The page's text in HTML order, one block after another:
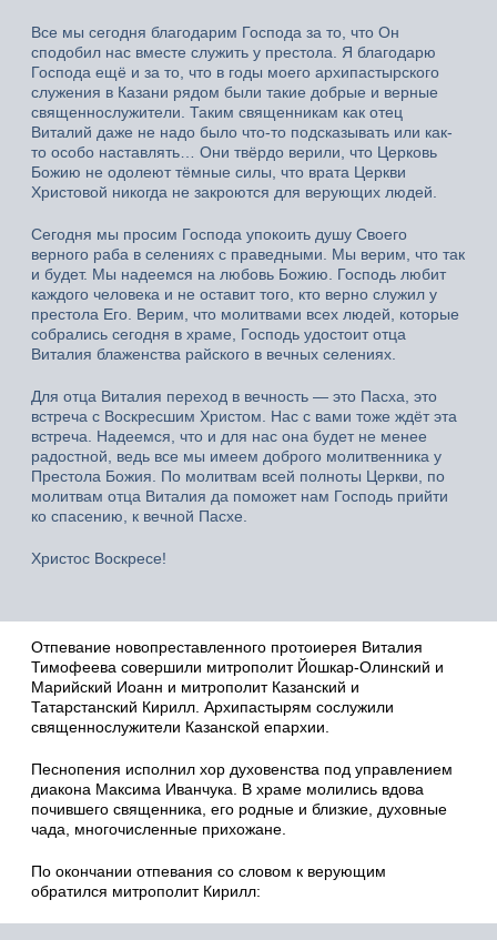
Все мы сегодня благодарим Господа за то, что Он
сподобил нас вместе служить у престола. Я благодарю
Господа ещё и за то, что в годы моего архипастырского
служения в Казани рядом были такие добрые и верные
священнослужители. Таким священникам как отец
Виталий даже не надо было что-то подсказывать или как-
то особо наставлять… Они твёрдо верили, что Церковь
Божию не одолеют тёмные силы, что врата Церкви
Христовой никогда не закроются для верующих людей.
Сегодня мы просим Господа упокоить душу Своего
верного раба в селениях с праведными. Мы верим, что так
и будет. Мы надеемся на любовь Божию. Господь любит
каждого человека и не оставит того, кто верно служил у
престола Его. Верим, что молитвами всех людей, которые
собрались сегодня в храме, Господь удостоит отца
Виталия блаженства райского в вечных селениях.
Для отца Виталия переход в вечность — это Пасха, это
встреча с Воскресшим Христом. Нас с вами тоже ждёт эта
встреча. Надеемся, что и для нас она будет не менее
радостной, ведь все мы имеем доброго молитвенника у
Престола Божия. По молитвам всей полноты Церкви, по
молитвам отца Виталия да поможет нам Господь прийти
ко спасению, к вечной Пасхе.
Христос Воскресе!
Отпевание новопреставленного протоиерея Виталия
Тимофеева совершили митрополит Йошкар-Олинский и
Марийский Иоанн и митрополит Казанский и
Татарстанский Кирилл. Архипастырям сослужили
священнослужители Казанской епархии.
Песнопения исполнил хор духовенства под управлением
диакона Максима Иванчука. В храме молились вдова
почившего священника, его родные и близкие, духовные
чада, многочисленные прихожане.
По окончании отпевания со словом к верующим
обратился митрополит Кирилл: